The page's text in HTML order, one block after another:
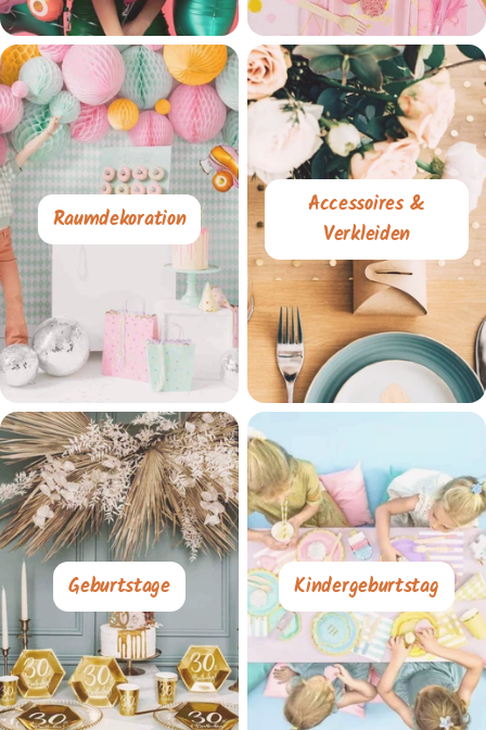
Raumdekoration
Accessoires &
Verkleiden
Geburtstage Kindergeburtstag